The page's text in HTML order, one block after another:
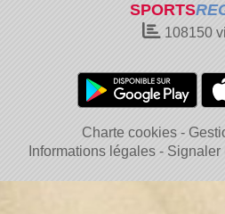
SPORTS
108150
Charte cookies
Informations légales
Signaler